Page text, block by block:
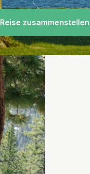
Reise zusammenstellen